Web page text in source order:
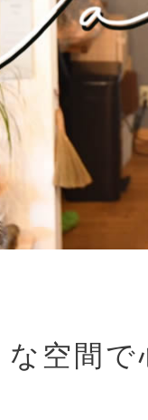
空間で